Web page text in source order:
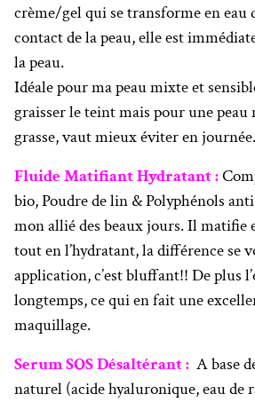
crème/gel qui se transforme en eau
contact de la peau, elle est
la peau.
Idéale pour ma peau mixte et
graisser le teint mais pour une peau
grasse, vaut mieux éviter en journée.
Fluide Matifiant Hydratant :
bio, Poudre de lin & Polyphénols
mon allié des beaux jours. Il matifie
tout en l’hydratant, la différence se
application, c’est bluffant!! De plus
longtemps, ce qui en fait une
maquillage.
Serum SOS Désaltérant : A base
naturel (acide hyaluronique, eau de